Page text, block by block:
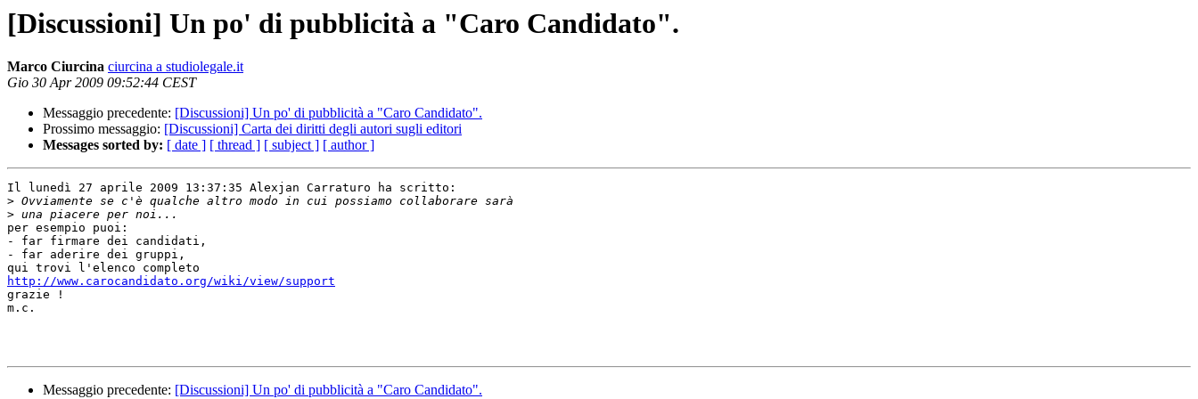
[Discussioni] Un po' di pubblicità a "Caro Candidato".
Marco Ciurcina ciurcina a studiolegale.it
Gio 30 Apr 2009 09:52:44 CEST
Messaggio precedente: [Discussioni] Un po' di pubblicità a "Caro Candidato".
Prossimo messaggio: [Discussioni] Carta dei diritti degli autori sugli editori
Messages sorted by: [ date ] [ thread ] [ subject ] [ author ]
Il lunedì 27 aprile 2009 13:37:35 Alexjan Carraturo ha scritto:
>
>
per esempio puoi:
- far firmare dei candidati,
- far aderire dei gruppi,
http://www.carocandidato.org/wiki/view/support
grazie !
m.c.
Messaggio precedente: [Discussioni] Un po' di pubblicità a "Caro Candidato".